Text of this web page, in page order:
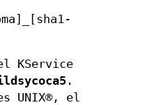
KService
.
UNIX®, el